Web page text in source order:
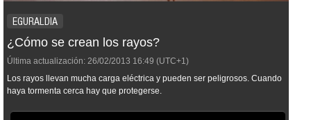
EGURALDIA
¿Cómo se crean los rayos?
Última actualización: 26/02/2013 16:49 (UTC+1)
Los rayos llevan mucha carga eléctrica y pueden ser peligrosos. Cuando
haya tormenta cerca hay que protegerse.